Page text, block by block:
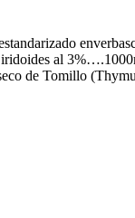
al
de Tomillo